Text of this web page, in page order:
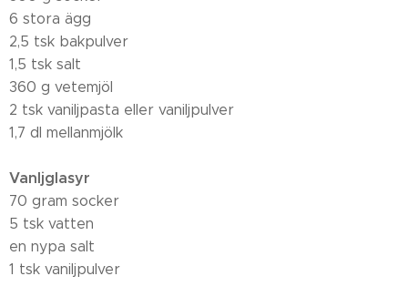
6 stora ägg
2,5 tsk bakpulver
1,5 tsk salt
360 g vetemjöl
2 tsk vaniljpasta eller vaniljpulver
1,7 dl mellanmjölk
Vanljglasyr
70 gram socker
5 tsk vatten
en nypa salt
1 tsk vaniljpulver